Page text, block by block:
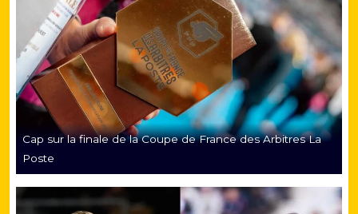
Cap sur la finale de la Coupe de France des Arbitres La
Poste